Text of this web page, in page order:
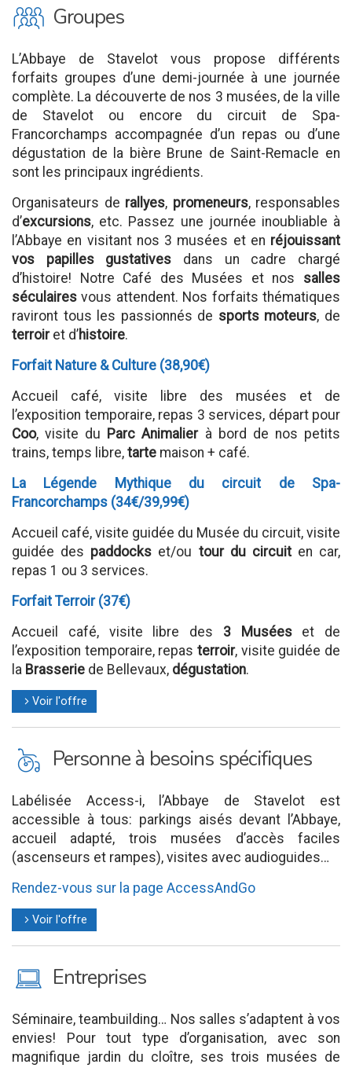
O Groupes
L’Abbaye de Stavelot vous propose différents
forfaits groupes d’une demi-journée à une journée
complète. La découverte de nos 3 musées, de la ville
de Stavelot ou encore du circuit de Spa-
Francorchamps accompagnée d’un repas ou d’une
dégustation de la bière Brune de Saint-Remacle en
sont les principaux ingrédients.
Organisateurs de rallyes, promeneurs, responsables
d’excursions, etc. Passez une journée inoubliable à
l’Abbaye en visitant nos 3 musées et en réjouissant
vos papilles gustatives dans un cadre chargé
d’histoire! Notre Café des Musées et nos salles
séculaires vous attendent. Nos forfaits thématiques
raviront tous les passionnés de sports moteurs, de
terroiret d’histoire.
Forfait Nature & Culture (38,90€)
Accueil café, visite libre des musées et de
l’exposition temporaire, repas 3 services, départ pour
Coo, visite du Parc Animalierà bord de nos petits
trains, temps libre, tarte maison + café.
La Légende Mythique du circuit de Spa-
Francorchamps (34€/39,99€)
Accueil café, visite guidée du Musée du circuit, visite
guidée des paddocks et/ou tour du circuit en car,
repas 1 ou 3 services.
Forfait Terroir (37€)
Accueil café, visite libre des 3 Muséeset de
l’exposition temporaire, repas terroir, visite guidée de
la Brasserie de Bellevaux, dégustation.
l Voir l'offre
L Personne à besoins spécifiques
Labélisée Access-i, l’Abbaye de Stavelot est
accessible à tous: parkings aisés devant l’Abbaye,
accueil adapté, trois musées d’accès faciles
(ascenseurs et rampes), visites avec audioguides…
Rendez-vous sur la page AccessAndGo
l Voir l'offre
M Entreprises
Séminaire, teambuilding… Nos salles s’adaptent à vos
envies! Pour tout type d’organisation, avec son
magnifique jardin du cloître, ses trois musées de